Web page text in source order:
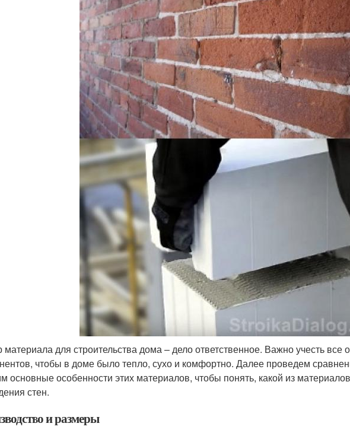
для строительства дома – дело ответственное. Важно учесть все
чтобы в доме было тепло, сухо и комфортно. Далее проведем
основные особенности этих материалов, чтобы понять, какой из
стен.
и размеры